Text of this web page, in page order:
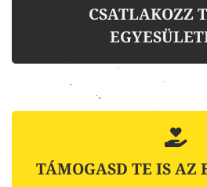
CSATLAKOZZ
TÁMOGASD TE IS AZ